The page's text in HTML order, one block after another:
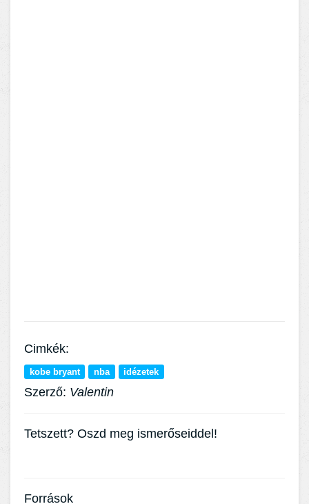
Cimkék:
kobe bryant nba idézetek
Szerző: Valentin
Tetszett? Oszd meg ismerőseiddel!
Források